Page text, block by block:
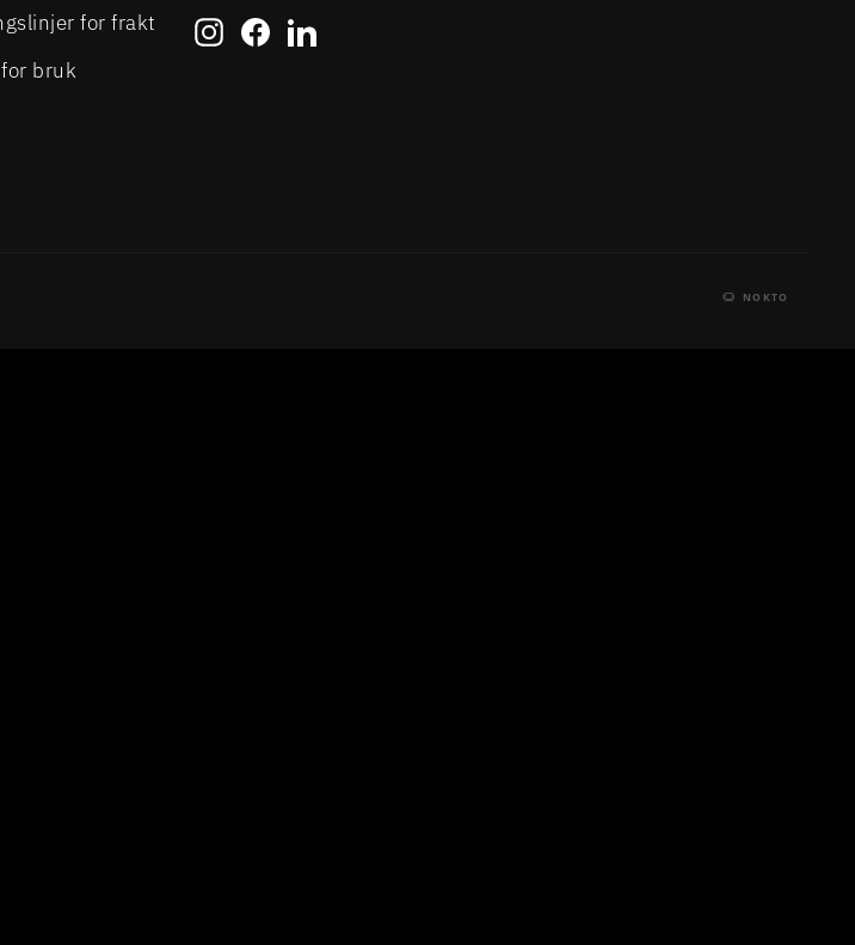
for frakt
bruk
Instagram
FacebookLinkedIn
NOKTO